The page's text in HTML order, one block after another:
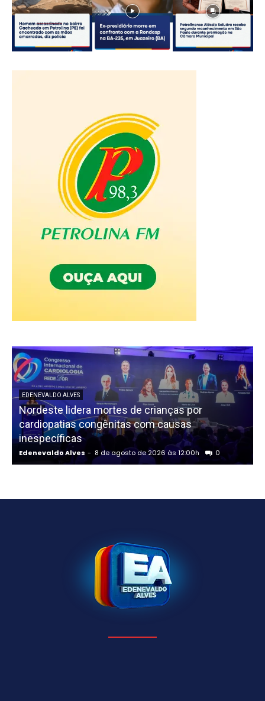
EDENEVALDO ALVES
Nordeste lidera mortes de crianças por
cardiopatias congênitas com causas
inespecíficas
Edenevaldo Alves - 8 de agosto de 2026 às 12:00h 0